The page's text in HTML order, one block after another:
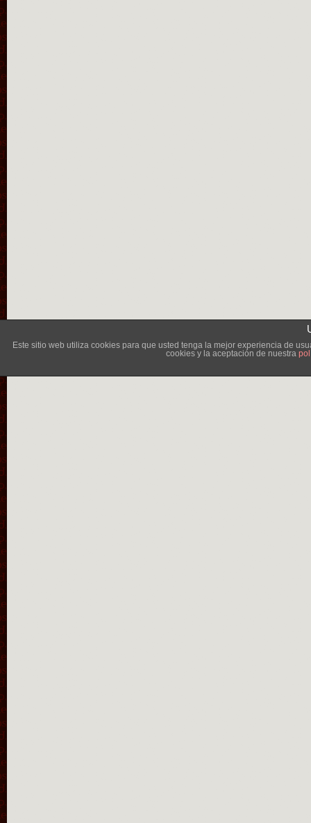
Este sitio web utiliza cookies para que usted tenga la mejor experiencia de
cookies y la aceptación de nuestra